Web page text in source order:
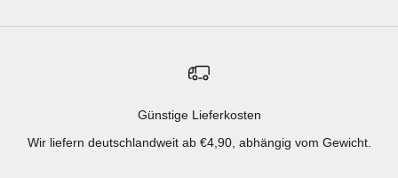
Günstige Lieferkosten
Wir liefern deutschlandweit ab €4,90, abhängig vom Gewicht.